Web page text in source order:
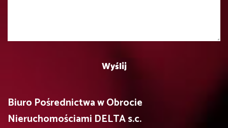
Biuro Pośrednictwa w Obrocie
Nieruchomościami DELTA s.c.